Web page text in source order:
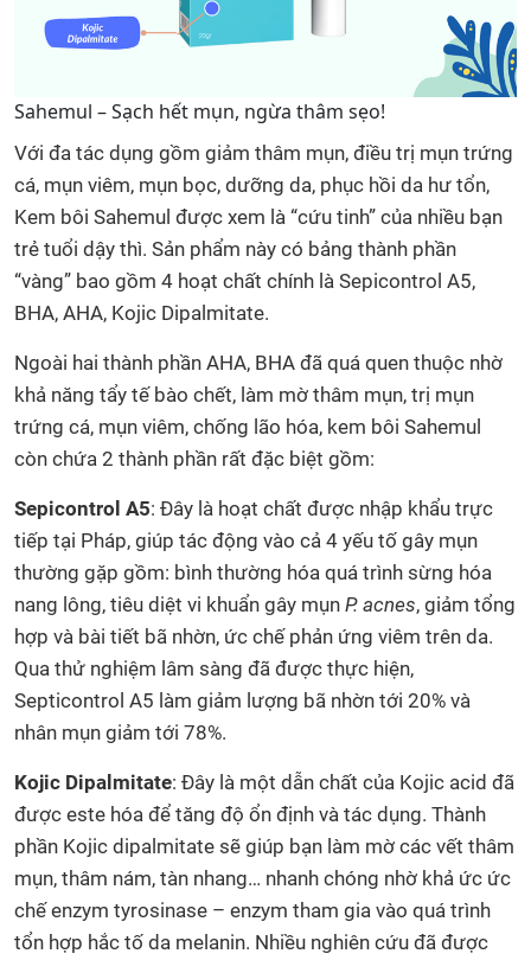
Sahemul – Sạch hết mụn, ngừa thâm sẹo!
Với đa tác dụng gồm giảm thâm mụn, điều trị mụn trứng
cá, mụn viêm, mụn bọc, dưỡng da, phục hồi da hư tổn,
Kem bôi Sahemul được xem là “cứu tinh” của nhiều bạn
trẻ tuổi dậy thì. Sản phẩm này có bảng thành phần
“vàng” bao gồm 4 hoạt chất chính là Sepicontrol A5,
BHA, AHA, Kojic Dipalmitate.
Ngoài hai thành phần AHA, BHA đã quá quen thuộc nhờ
khả năng tẩy tế bào chết, làm mờ thâm mụn, trị mụn
trứng cá, mụn viêm, chống lão hóa, kem bôi Sahemul
còn chứa 2 thành phần rất đặc biệt gồm:
Sepicontrol A5: Đây là hoạt chất được nhập khẩu trực
tiếp tại Pháp, giúp tác động vào cả 4 yếu tố gây mụn
thường gặp gồm: bình thường hóa quá trình sừng hóa
nang lông, tiêu diệt vi khuẩn gây mụn P. acnes, giảm tổng
hợp và bài tiết bã nhờn, ức chế phản ứng viêm trên da.
Qua thử nghiệm lâm sàng đã được thực hiện,
Septicontrol A5 làm giảm lượng bã nhờn tới 20% và
nhân mụn giảm tới 78%.
Kojic Dipalmitate: Đây là một dẫn chất của Kojic acid đã
được este hóa để tăng độ ổn định và tác dụng. Thành
phần Kojic dipalmitate sẽ giúp bạn làm mờ các vết thâm
mụn, thâm nám, tàn nhang… nhanh chóng nhờ khả ức ức
chế enzym tyrosinase – enzym tham gia vào quá trình
tổn hợp hắc tố da melanin. Nhiều nghiên cứu đã được